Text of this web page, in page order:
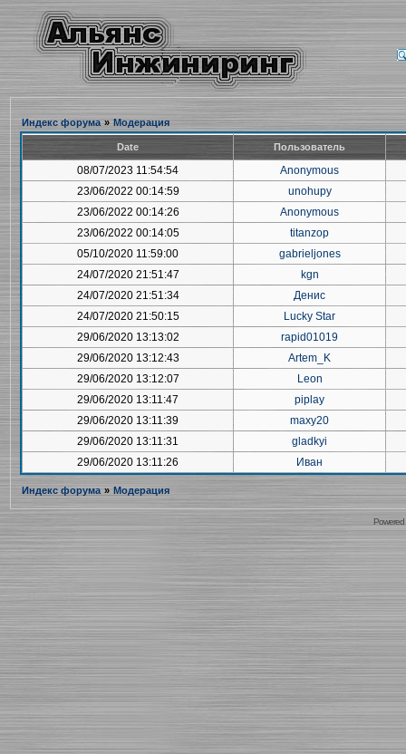
Индекс форума » Модерация
Date Пользователь
08/07/2023 11:54:54
Anonymous
23/06/2022 00:14:59
unohupy
23/06/2022 00:14:26
Anonymous
23/06/2022 00:14:05
titanzop
05/10/2020 11:59:00
gabrieljones
24/07/2020 21:51:47
kgn
24/07/2020 21:51:34
Денис
24/07/2020 21:50:15
Lucky Star
29/06/2020 13:13:02
rapid01019
29/06/2020 13:12:43
Artem_K
29/06/2020 13:12:07
Leon
29/06/2020 13:11:47
piplay
29/06/2020 13:11:39
maxy20
29/06/2020 13:11:31
gladkyi
29/06/2020 13:11:26
Иван
Индекс форума » Модерация